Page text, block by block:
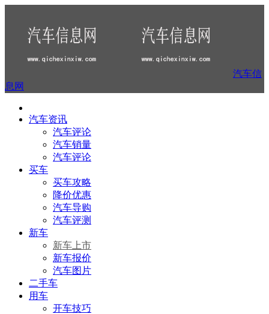
汽车信
息网
汽车资讯
汽车评论
汽车销量
汽车评论
买车
买车攻略
降价优惠
汽车导购
汽车评测
新车
新车上市
新车报价
汽车图片
二手车
用车
开车技巧